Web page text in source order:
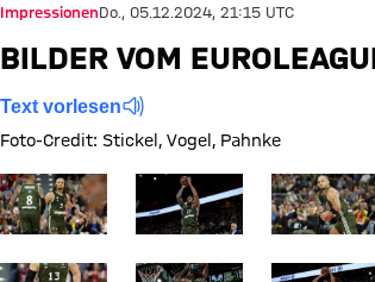
ImpressionenDo., 05.12.2024, 21:15 UTC
BILDER VOM
Text vorlesen
Foto-Credit: Stickel, Vogel, Pahnke
Zeige in voller GrößeZeige in voller GrößeZeige in
Zeige in voller GrößeZeige in voller GrößeZeige in